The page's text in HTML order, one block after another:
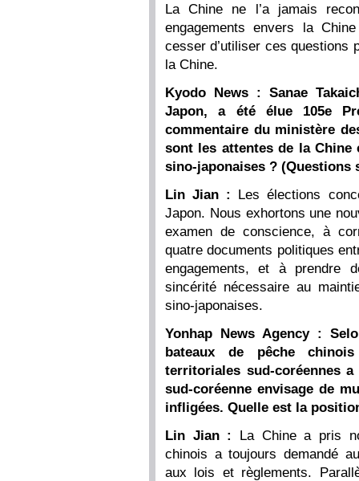
La Chine ne l’a jamais
engagements envers la
cesser d’utiliser ces questions
la Chine.
Kyodo News : Sanae
Japon, a été élue 105e
commentaire du ministère
sont les attentes de la Chine
sino-japonaises ? (Questions
Lin Jian : Les élections
Japon. Nous exhortons une
examen de conscience, à
quatre documents politiques
engagements, et à prendre
sincérité nécessaire au
sino-japonaises.
Yonhap News Agency :
bateaux de pêche
territoriales sud-coréennes
sud-coréenne envisage de
infligées. Quelle est la
Lin Jian : La Chine a pris
chinois a toujours demandé
aux lois et règlements.